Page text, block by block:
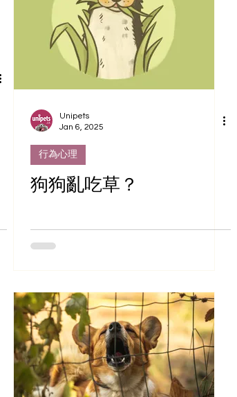
Unipets
Jan 6, 2025
行為心理
狗狗亂吃草？